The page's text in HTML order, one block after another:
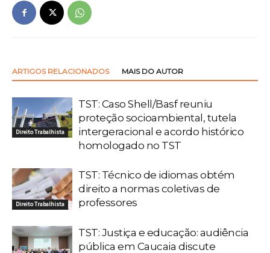
ARTIGOS RELACIONADOS MAIS DO AUTOR
Direito Trabalhista
TST: Caso Shell/Basf reuniu
proteção socioambiental, tutela
intergeracional e acordo histórico
homologado no TST
Direito Trabalhista
TST: Técnico de idiomas obtém
direito a normas coletivas de
professores
TST: Justiça e educação: audiência
pública em Caucaia discute